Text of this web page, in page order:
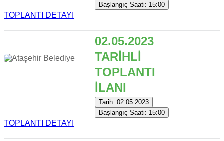
Başlangıç Saati: 15:00
TOPLANTI DETAYI
02.05.2023
TARİHLİ
TOPLANTI
İLANI
Tarih: 02.05.2023
Başlangıç Saati: 15:00
TOPLANTI DETAYI